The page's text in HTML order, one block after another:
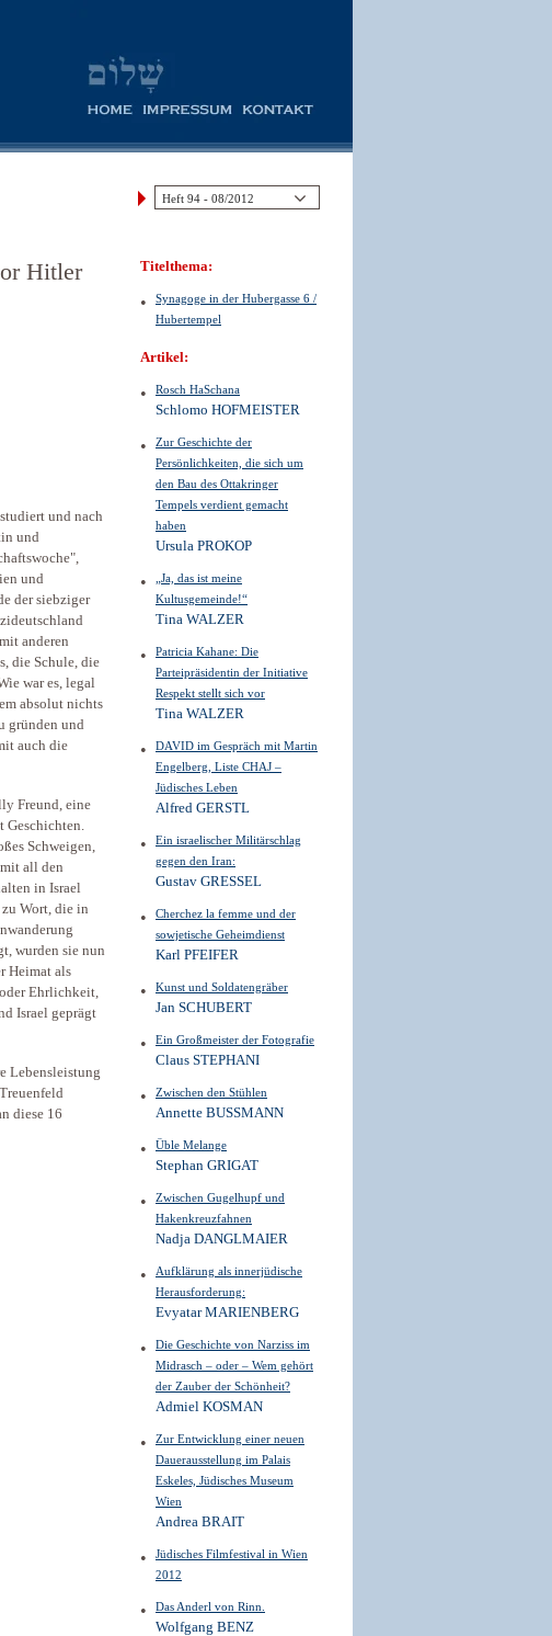
Hitler
und nach
und
und
der siebziger
anderen
die Schule, die
war es, legal
absolut nichts
gründen und
auch die
Freund, eine
Geschichten.
Schweigen,
all den
in Israel
Wort, die in
wurden sie nun
Heimat als
Ehrlichkeit,
Israel geprägt
Lebensleistung
diese 16
Titelthema:
Synagoge in der Hubergasse 6 /
Hubertempel
Artikel:
Rosch HaSchana
Schlomo HOFMEISTER
Zur Geschichte der
Persönlichkeiten, die sich um
den Bau des Ottakringer
Tempels verdient gemacht
haben
Ursula PROKOP
„Ja, das ist meine
Kultusgemeinde!“
Tina WALZER
Patricia Kahane: Die
Parteipräsidentin der Initiative
Respekt stellt sich vor
Tina WALZER
DAVID im Gespräch mit Martin
Engelberg, Liste CHAJ –
Jüdisches Leben
Alfred GERSTL
Ein israelischer Militärschlag
gegen den Iran:
Gustav GRESSEL
Cherchez la femme und der
sowjetische Geheimdienst
Karl PFEIFER
Kunst und Soldatengräber
Jan SCHUBERT
Ein Großmeister der Fotografie
Claus STEPHANI
Zwischen den Stühlen
Annette BUSSMANN
Üble Melange
Stephan GRIGAT
Zwischen Gugelhupf und
Hakenkreuzfahnen
Nadja DANGLMAIER
Aufklärung als innerjüdische
Herausforderung:
Evyatar MARIENBERG
Die Geschichte von Narziss im
Midrasch – oder – Wem gehört
der Zauber der Schönheit?
Admiel KOSMAN
Zur Entwicklung einer neuen
Dauerausstellung im Palais
Eskeles, Jüdisches Museum
Wien
Andrea BRAIT
Jüdisches Filmfestival in Wien
2012
Das Anderl von Rinn.
Wolfgang BENZ